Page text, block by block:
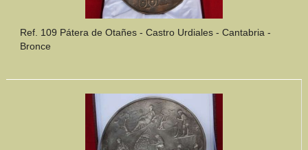
Ref. 109 Pátera de Otañes - Castro Urdiales - Cantabria -
Bronce